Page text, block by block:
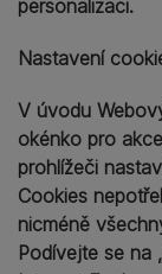
personalizaci.
Nastavení
V úvodu
okénko pro
prohlížeči
Cookies
nicméně
Podívejte se na